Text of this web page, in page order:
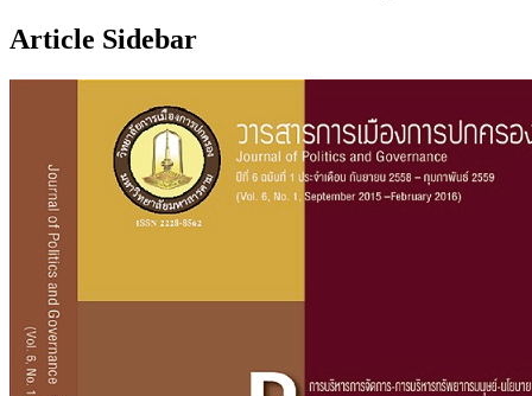
Article Sidebar